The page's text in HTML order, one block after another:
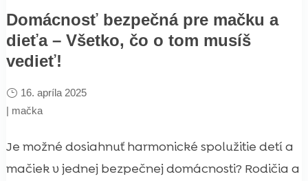
Domácnosť bezpečná pre mačku a
dieťa – Všetko, čo o tom musíš
vedieť!
16. apríla 2025
| mačka
Je možné dosiahnuť harmonické spolužitie detí a
mačiek v jednej bezpečnej domácnosti? Rodičia a